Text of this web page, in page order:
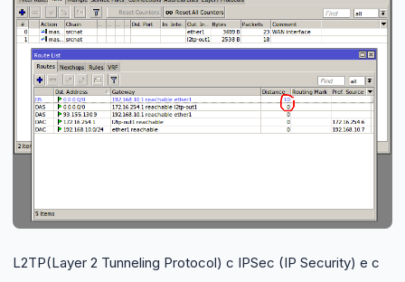
L2TP(Layer 2 Tunneling Protocol) с IPSec (IP Security) е с